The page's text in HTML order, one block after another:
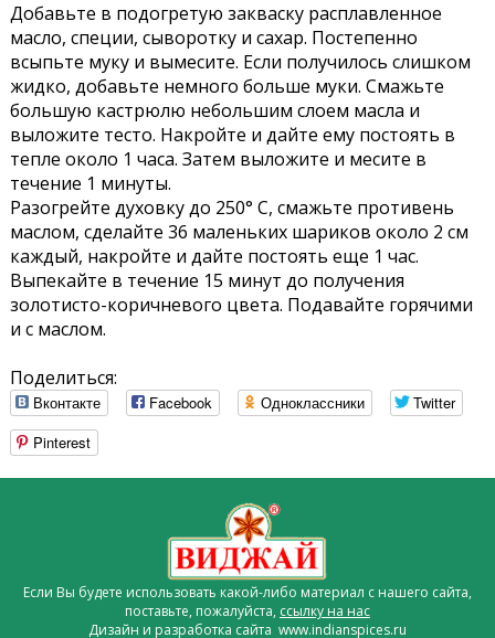
Добавьте в подогретую закваску расплавленное
масло, специи, сыворотку и сахар. Постепенно
всыпьте муку и вымесите. Если получилось слишком
жидко, добавьте немного больше муки. Смажьте
большую кастрюлю небольшим слоем масла и
выложите тесто. Накройте и дайте ему постоять в
тепле около 1 часа. Затем выложите и месите в
течение 1 минуты.
Разогрейте духовку до 250° С, смажьте противень
маслом, сделайте 36 маленьких шариков около 2 см
каждый, накройте и дайте постоять еще 1 час.
Выпекайте в течение 15 минут до получения
золотисто-коричневого цвета. Подавайте горячими
и с маслом.
Поделиться:
Вконтакте Facebook Одноклассники
Twitter
Pinterest
Если Вы будете использовать какой-либо материал с нашего сайта,
поставьте, пожалуйста, ссылку на нас
Дизайн и разработка сайта www.indianspices.ru